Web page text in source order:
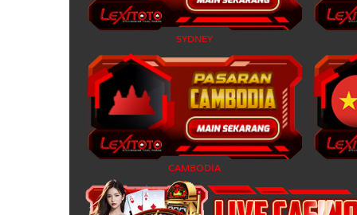
23
24
25
26
27
SYDNEY
CAMBODIA